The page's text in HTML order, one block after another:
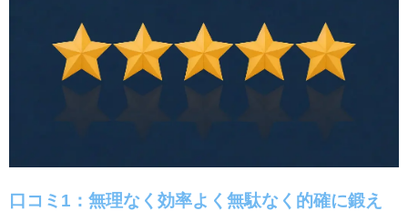
口コミ1：無理なく効率よく無駄なく的確に鍛え